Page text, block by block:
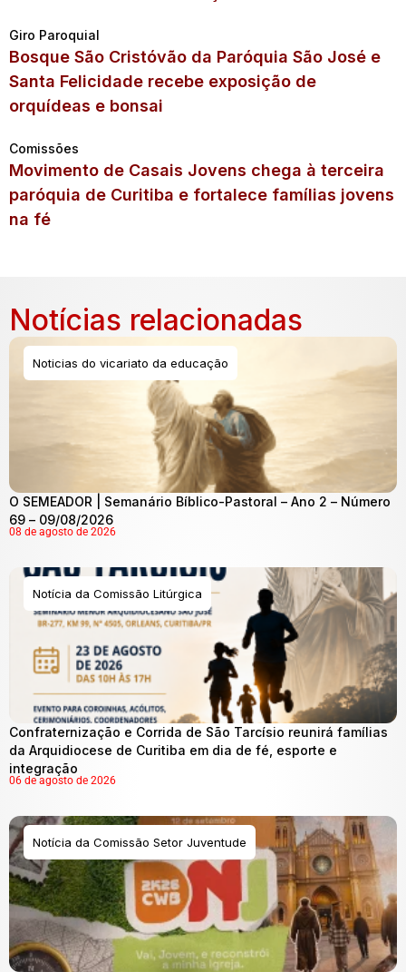
Giro Paroquial
Bosque São Cristóvão da Paróquia São José e
Santa Felicidade recebe exposição de
orquídeas e bonsai
Comissões
Movimento de Casais Jovens chega à terceira
paróquia de Curitiba e fortalece famílias jovens
na fé
Notícias relacionadas
Noticias do vicariato da educação
O SEMEADOR | Semanário Bíblico-Pastoral – Ano 2 – Número
69 – 09/08/2026
08 de agosto de 2026
Notícia da Comissão Litúrgica
Confraternização e Corrida de São Tarcísio reunirá famílias
da Arquidiocese de Curitiba em dia de fé, esporte e
integração
06 de agosto de 2026
Notícia da Comissão Setor Juventude